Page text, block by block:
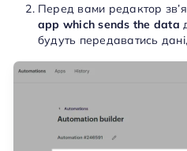
Перед вами редактор
app which sends the data
будуть передаватись